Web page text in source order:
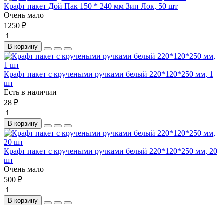
Крафт пакет Дой Пак 150 * 240 мм Зип Лок, 50 шт
Очень мало
1250 ₽
В корзину
Крафт пакет с кручеными ручками белый 220*120*250 мм, 1
шт
Есть в наличии
28 ₽
В корзину
Крафт пакет с кручеными ручками белый 220*120*250 мм, 20
шт
Очень мало
500 ₽
В корзину